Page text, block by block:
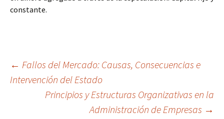
constante.
Navegación
← Fallos del Mercado: Causas, Consecuencias e
Intervención del Estado
Principios y Estructuras Organizativas en la
Administración de Empresas →